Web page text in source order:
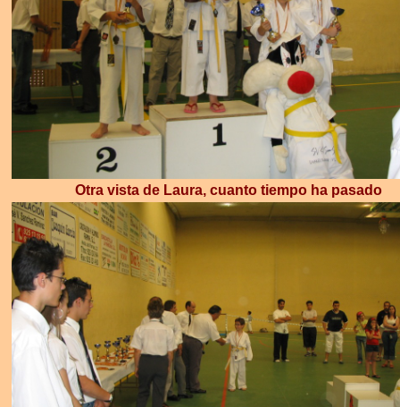
Otra vista de Laura, cuanto tiempo ha pasado